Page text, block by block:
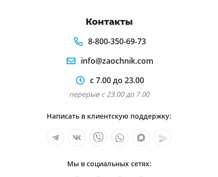
Контакты
8-800-350-69-73
info@zaochnik.com
с 7.00 до 23.00
перерыв с 23.00 до 7.00
Написать в клиентскую поддержку:
Мы в социальных сетях: